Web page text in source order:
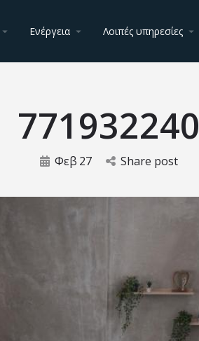
Ενέργεια Λοιπές υπηρεσίες
771932240
Φεβ 27 Share post